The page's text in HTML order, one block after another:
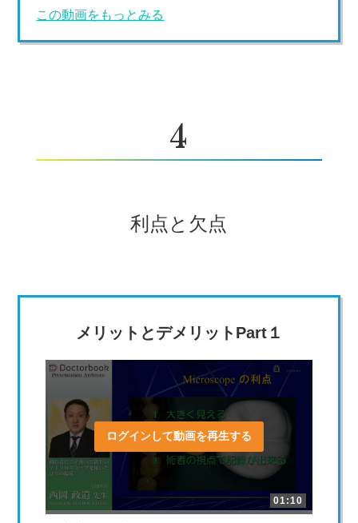
この動画をもっとみる
4
利点と欠点
メリットとデメリットPart１
ログインして動画を再生する
01:10